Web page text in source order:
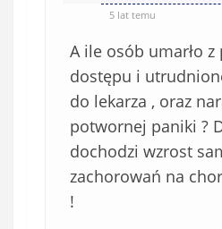
5 lat temu
A ile osób umarło
dostępu i
do lekarza , oraz
potwornej paniki ?
dochodzi wzrost
zachorowań na
!